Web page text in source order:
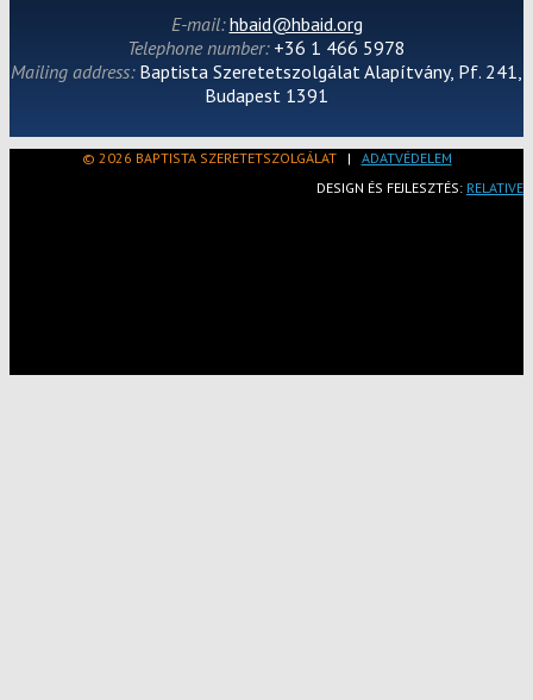
E-mail:hbaid@hbaid.org
Telephone number: +36 1 466 5978
Mailing address: Baptista Szeretetszolgálat Alapítvány, Pf. 241,
Budapest 1391
© 2026 BAPTISTA SZERETETSZOLGÁLAT| ADATVÉDELEM
DESIGN ÉS FEJLESZTÉS: RELATIVE